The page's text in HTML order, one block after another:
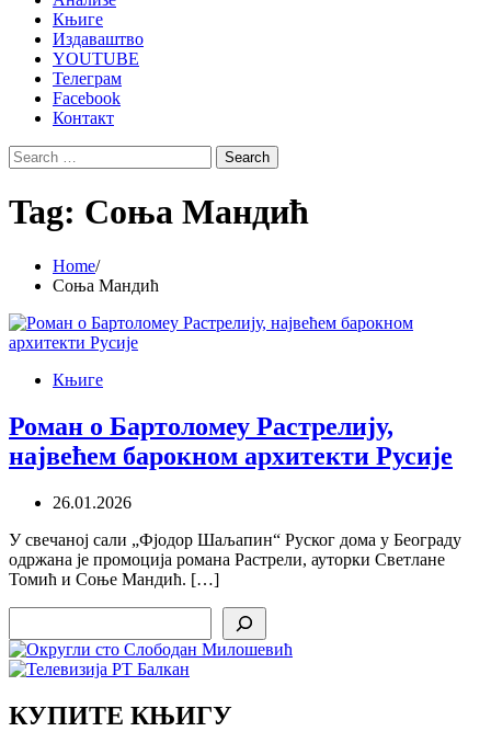
Књиге
Издаваштво
YOUTUBE
Телеграм
Facebook
Контакт
Search
for:
Tag: Соња Мандић
Home
Соња Мандић
Књиге
Роман о Бартоломеу Растрелију,
највећем барокном архитекти Русије
26.01.2026
У свечаној сали „Фјодор Шаљапин“ Руског дома у Београду
одржана је промоција романа Растрели, ауторки Светлане
Томић и Соње Мандић. […]
КУПИТЕ КЊИГУ